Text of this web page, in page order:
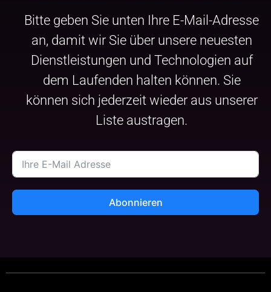
Bitte geben Sie unten Ihre E-Mail-Adresse
an, damit wir Sie über unsere neuesten
Dienstleistungen und Technologien auf
dem Laufenden halten können. Sie
können sich jederzeit wieder aus unserer
Liste austragen.
Abonnieren